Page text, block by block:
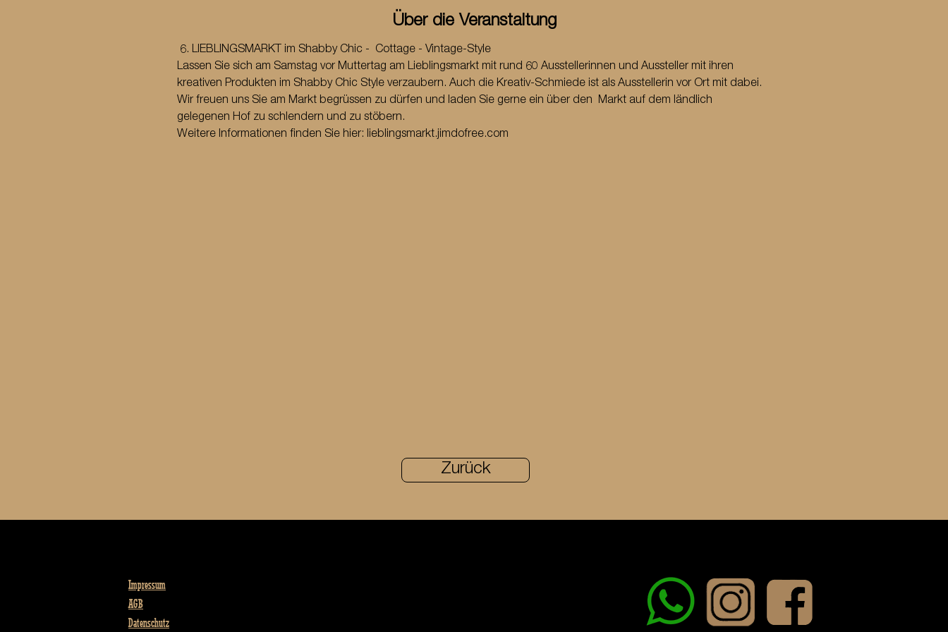
Über die Veranstaltung
6. LIEBLINGSMARKT im Shabby Chic -  Cottage - Vintage-Style
Lassen Sie sich am Samstag vor Muttertag am Lieblingsmarkt mit rund 60 Ausstellerinnen und Aussteller mit ihren
kreativen Produkten im Shabby Chic Style verzaubern. Auch die Kreativ-Schmiede ist als Ausstellerin vor Ort mit dabei.
Wir freuen uns Sie am Markt begrüssen zu dürfen und laden Sie gerne ein über den  Markt auf dem ländlich
gelegenen Hof zu schlendern und zu stöbern.
Weitere Informationen finden Sie hier: lieblingsmarkt.jimdofree.com
Zurück
Impressum
AGB
Datenschutz